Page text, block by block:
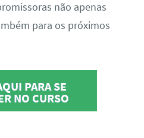
não apenas
para os próximos
PARA SE
NO CURSO